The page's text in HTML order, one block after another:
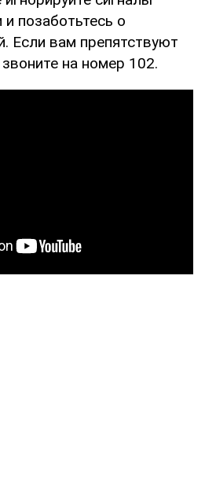
позаботьтесь о
Если вам препятствуют
на номер 102.